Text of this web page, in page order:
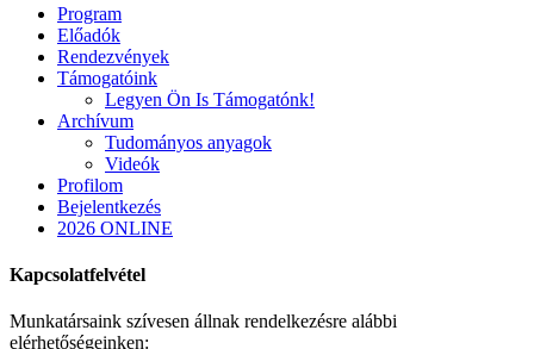
Close
Menu
Program
Előadók
Rendezvények
Támogatóink
Legyen Ön Is Támogatónk!
Archívum
Tudományos anyagok
Videók
Profilom
Bejelentkezés
2026 ONLINE
Kapcsolatfelvétel
Munkatársaink szívesen állnak rendelkezésre alábbi
elérhetőségeinken: